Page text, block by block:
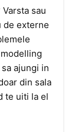
sau
de externe
ajungi in
din sala
te uiti la el